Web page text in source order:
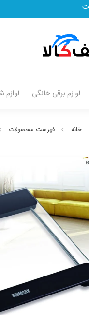
لوازم برقی خانگی
خانه فهرست محصولات